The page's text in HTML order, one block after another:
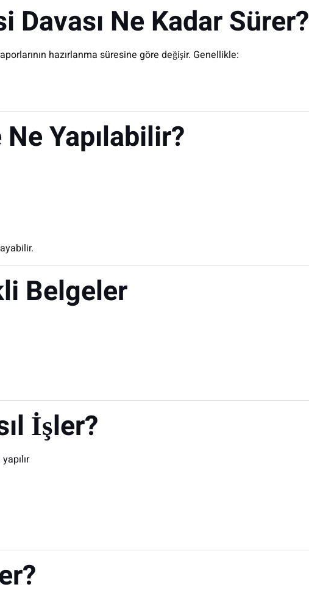
Davası Ne Kadar Sürer?
hazırlanma süresine göre değişir. Genellikle:
Yapılabilir?
Belgeler
İşler?